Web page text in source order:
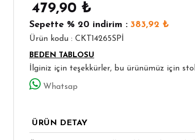
479,90 ₺
Sepette % 20 indirim : 383,92 ₺
Ürün kodu : CKT14265SPİ
BEDEN TABLOSU
İlginiz için teşekkürler, bu ürünümüz için
Whatsap
ÜRÜN DETAY